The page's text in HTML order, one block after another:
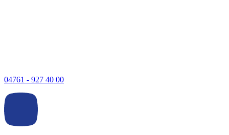
04761 - 927 40 00